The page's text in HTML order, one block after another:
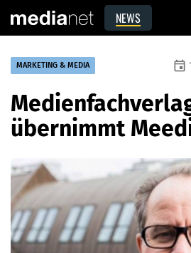
NEWS
MARKETING & MEDIA event
übernimmt